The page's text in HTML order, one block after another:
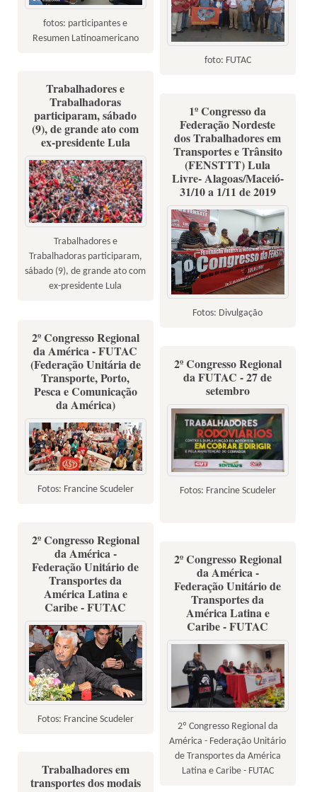
fotos: participantes e
Resumen Latinoamericano
foto: FUTAC
Trabalhadores e
Trabalhadoras
participaram, sábado
(9), de grande ato com
ex-presidente Lula
Trabalhadores e
Trabalhadoras participaram,
sábado (9), de grande ato com
ex-presidente Lula
1º Congresso da
Federação Nordeste
dos Trabalhadores em
Transportes e Trânsito
(FENSTTT) Lula
Livre- Alagoas/Maceió-
31/10 a 1/11 de 2019
Fotos: Divulgação
2º Congresso Regional
da América - FUTAC
(Federação Unitária de
Transporte, Porto,
Pesca e Comunicação
da América)
Fotos: Francine Scudeler
2º Congresso Regional
da FUTAC - 27 de
setembro
Fotos: Francine Scudeler
2º Congresso Regional
da América -
Federação Unitário de
Transportes da
América Latina e
Caribe - FUTAC
Fotos: Francine Scudeler
2º Congresso Regional
da América -
Federação Unitário de
Transportes da
América Latina e
Caribe - FUTAC
2º Congresso Regional da
América - Federação Unitário
de Transportes da América
Latina e Caribe - FUTAC
Trabalhadores em
transportes dos modais